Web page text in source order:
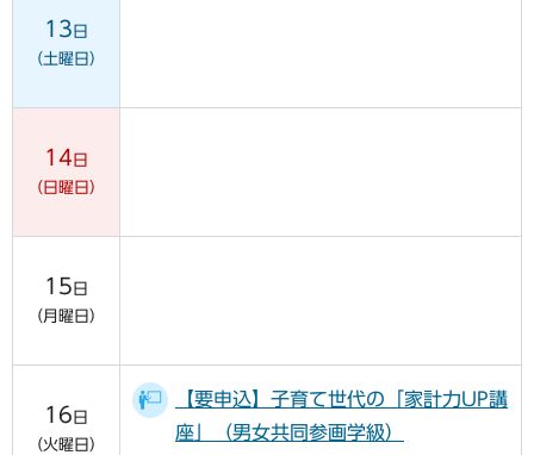
13 日
（土曜日）
14 日
（日曜日）
15 日
（月曜日）
16 日
（火曜日）
【要申込】子育て世代の「家計力UP講
座」（男女共同参画学級）